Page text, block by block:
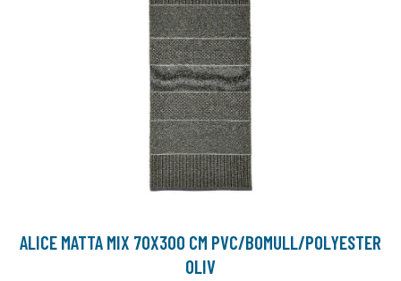
ALICE MATTA MIX 70X300 CM PVC/BOMULL/POLYESTER
OLIV